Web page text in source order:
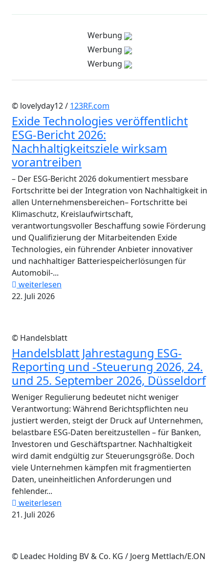
Werbung
Werbung
Werbung
© lovelyday12 / 123RF.com
Exide Technologies veröffentlicht
ESG-Bericht 2026:
Nachhaltigkeitsziele wirksam
vorantreiben
– Der ESG-Bericht 2026 dokumentiert messbare
Fortschritte bei der Integration von Nachhaltigkeit in
allen Unternehmensbereichen– Fortschritte bei
Klimaschutz, Kreislaufwirtschaft,
verantwortungsvoller Beschaffung sowie Förderung
und Qualifizierung der Mitarbeitenden Exide
Technologies, ein führender Anbieter innovativer
und nachhaltiger Batteriespeicherlösungen für
Automobil-...
weiterlesen
22. Juli 2026
© Handelsblatt
Handelsblatt Jahrestagung ESG-
Reporting und -Steuerung 2026, 24.
und 25. September 2026, Düsseldorf
Weniger Regulierung bedeutet nicht weniger
Verantwortung: Während Berichtspflichten neu
justiert werden, steigt der Druck auf Unternehmen,
belastbare ESG-Daten bereitzustellen – für Banken,
Investoren und Geschäftspartner. Nachhaltigkeit
wird damit endgültig zur Steuerungsgröße. Doch
viele Unternehmen kämpfen mit fragmentierten
Daten, uneinheitlichen Anforderungen und
fehlender...
weiterlesen
21. Juli 2026
© Leadec Holding BV & Co. KG / Joerg Mettlach/E.ON